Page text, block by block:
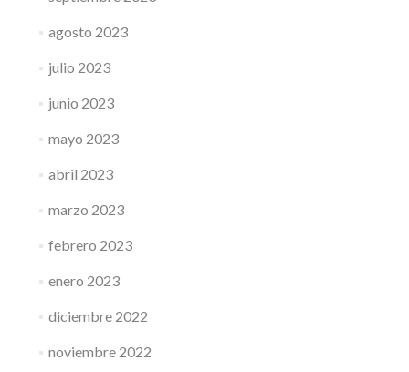
agosto 2023
julio 2023
junio 2023
mayo 2023
abril 2023
marzo 2023
febrero 2023
enero 2023
diciembre 2022
noviembre 2022